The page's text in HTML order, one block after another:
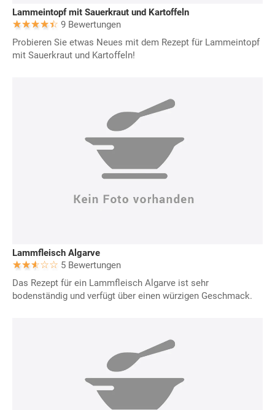
Lammeintopf mit Sauerkraut und Kartoffeln
9 Bewertungen
Probieren Sie etwas Neues mit dem Rezept für Lammeintopf
mit Sauerkraut und Kartoffeln!
Lammfleisch Algarve
5 Bewertungen
Das Rezept für ein Lammfleisch Algarve ist sehr
bodenständig und verfügt über einen würzigen Geschmack.